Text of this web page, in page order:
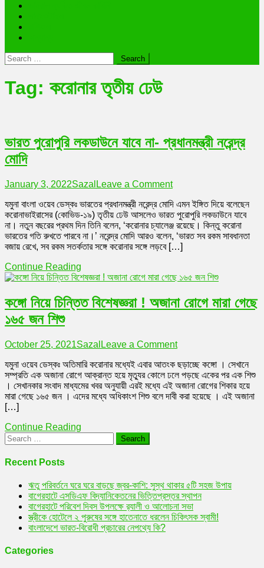
Search
for:
Tag: করোনার তৃতীয় ঢেউ
ভারত পুরোপুরি লকডাউনে যাবে না- প্রধানমন্ত্রী নরেন্দ্র
মোদি
January 3, 2022Sazal Leave a Commenton
পুরোপুরি
লকডাউনে
যাবে
না-
প্রধানমন্ত্রী
যমুনা বাংলা ওয়েব ডেস্কঃ ভারতের প্রধানমন্ত্রী নরেন্দ্র মোদি এমন ইঙ্গিত দিয়ে বলেছেন
করোনাভাইরাসের (কোভিড-১৯) তৃতীয় ঢেউ আসলেও ভারত পুরোপুরি লকডাউনে যাবে
না। নতুন বছরের প্রথম দিন তিনি বলেন, ‘করোনার চ্যালেঞ্জ রয়েছে। কিন্তু করোনা
ভারতের গতি রুখতে পারবে না।’ নরেন্দ্র মোদি আরও বলেন, ‘ভারত সব রকম সাবধানতা
বজায় রেখে, সব রকম সতর্কতার সঙ্গে করোনার সঙ্গে লড়বে […]
Continue Reading
কঙ্গো নিয়ে চিন্তিত বিশেষজ্ঞরা ! অজানা রোগে মারা গেছে
১৬৫ জন শিশু
October 25, 2021Sazal Leave a Commenton
নিয়ে
চিন্তিত
বিশেষজ্ঞরা
যমুনা ওয়েব ডেস্কঃ অতিমারি করোনার মধ্যেই এবার আতংক ছড়াচ্ছে কঙ্গো । সেখানে
সম্প্রতি এক অজানা রোগে আক্রান্ত হয়ে মৃত্যুর কোলে ঢলে পড়ছে একের পর এক শিশু
। সেখানকার সংবাদ মাধ্যমের খবর অনুযায়ী এরই মধ্যে এই অজানা রোগের শিকার হয়ে
মারা গেছে ১৬৫ জন । এদের মধ্যে অধিকাংশ শিশু বলে দাবী করা হয়েছে । এই অজানা
[…]
Continue Reading
Search
for:
Recent Posts
ঋতু পরিবর্তনে ঘরে ঘরে বাড়ছে জ্বর-কাশি: সুস্থ থাকার ৫টি সহজ উপায়
বাগেরহাটে এসডিএফ বিদ্যানিকেতনের ভিত্তিপ্রস্তর স্থাপন
বাগেরহাটে পরিবেশ দিবস উপলক্ষে র‌্যালী ও আলোচনা সভা
স্ত্রীকে হোটেলে ২ পুরুষের সঙ্গে হাতেনাতে ধরলেন চিকিৎসক স্বামী!
বাংলাদেশে ভারত-বিরোধী প্রচারের নেপথ্যে কি?
Categories